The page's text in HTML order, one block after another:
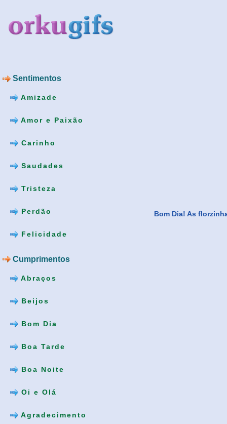
Sentimentos
Amizade
Amor e Paixão
Carinho
Saudades
Tristeza
Perdão
Felicidade
Cumprimentos
Abraços
Beijos
Bom Dia
Boa Tarde
Boa Noite
Oi e Olá
Agradecimento
Bom Dia! As